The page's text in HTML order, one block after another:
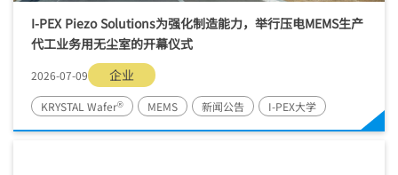
I-PEXPiezo Solutions为强化制造能力，举行压电MEMS生产
代工业务用无尘室的开幕仪式
2026-07-09 企业
KRYSTAL Wafer® MEMS 新闻公告 I-PEX大学